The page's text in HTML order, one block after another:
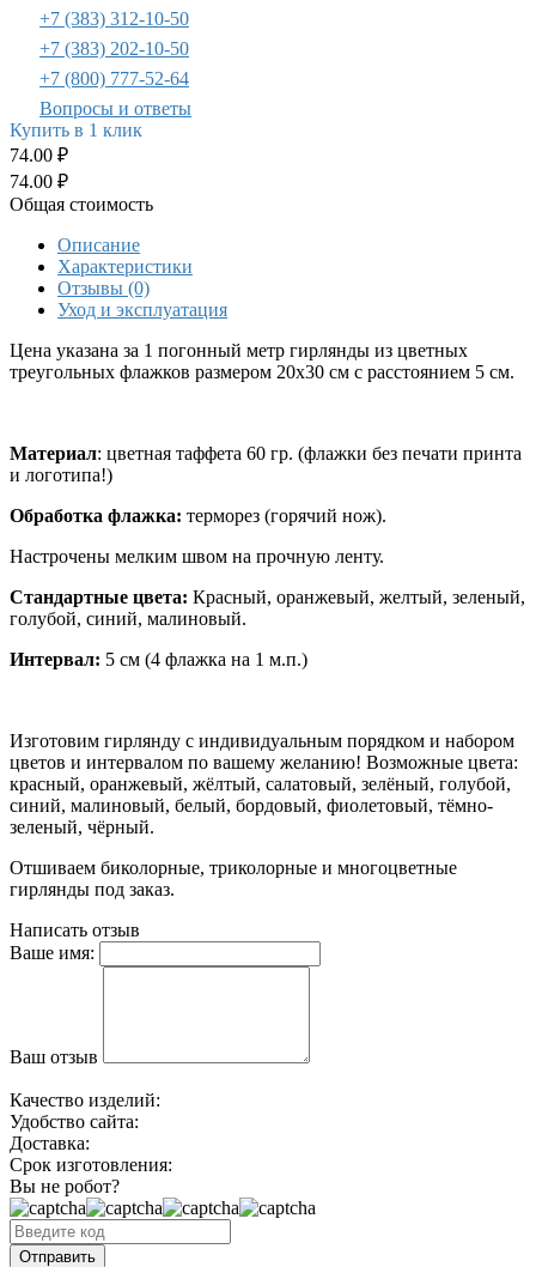
+7 (383) 312-10-50
+7 (383) 202-10-50
+7 (800) 777-52-64
Вопросы и ответы
Купить в 1 клик
74.00 ₽
74.00 ₽
Общая стоимость
Описание
Характеристики
Отзывы (0)
Уход и эксплуатация
Цена указана за 1 погонный метр гирлянды из цветных
треугольных флажков размером 20х30 см с расстоянием 5 см.
Материал: цветная таффета 60 гр. (флажки без печати принта
и логотипа!)
Обработка флажка: терморез (горячий нож).
Настрочены мелким швом на прочную ленту.
Стандартные цвета: Красный, оранжевый, желтый, зеленый,
голубой, синий, малиновый.
Интервал: 5 см (4 флажка на 1 м.п.)
Изготовим гирлянду с индивидуальным порядком и набором
цветов и интервалом по вашему желанию! Возможные цвета:
красный, оранжевый, жёлтый, салатовый, зелёный, голубой,
синий, малиновый, белый, бордовый, фиолетовый, тёмно-
зеленый, чёрный.
Отшиваем биколорные, триколорные и многоцветные
гирлянды под заказ.
Написать отзыв
Ваше имя:
Ваш отзыв
Качество изделий:
Удобство сайта:
Доставка:
Срок изготовления:
Вы не робот?
Отправить